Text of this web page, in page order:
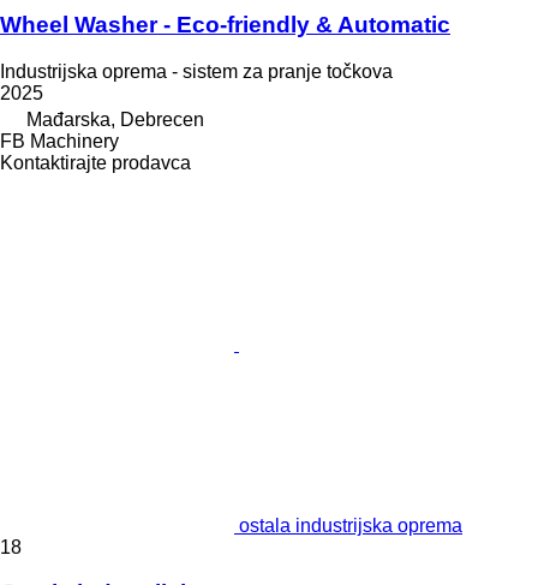
Wheel Washer - Eco-friendly & Automatic
Industrijska oprema - sistem za pranje točkova
2025
Mađarska, Debrecen
FB Machinery
Kontaktirajte prodavca
ostala industrijska oprema
18